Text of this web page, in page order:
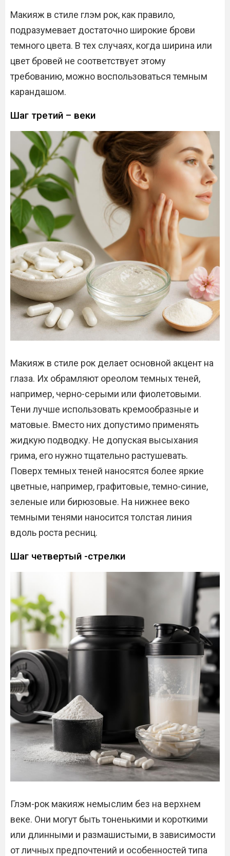
Макияж в стиле глэм рок, как правило,
подразумевает достаточно широкие брови
темного цвета. В тех случаях, когда ширина или
цвет бровей не соответствует этому
требованию, можно воспользоваться темным
карандашом.
Шаг третий – веки
Макияж в стиле рок делает основной акцент на
глаза. Их обрамляют ореолом темных теней,
например, черно-серыми или фиолетовыми.
Тени лучше использовать кремообразные и
матовые. Вместо них допустимо применять
жидкую подводку. Не допуская высыхания
грима, его нужно тщательно растушевать.
Поверх темных теней наносятся более яркие
цветные, например, графитовые, темно-синие,
зеленые или бирюзовые. На нижнее веко
темными тенями наносится толстая линия
вдоль роста ресниц.
Шаг четвертый -стрелки
Глэм-рок макияж немыслим без на верхнем
веке. Они могут быть тоненькими и короткими
или длинными и размашистыми, в зависимости
от личных предпочтений и особенностей типа